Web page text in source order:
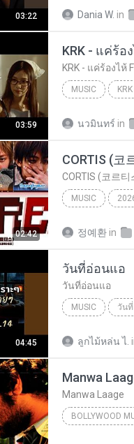
03:22 Dania W. in
03:59
KRK - แค่ร้องไห้
MUSIC
นวมินทร์ in
02:42
CORTIS (코르티
MUSIC
정예환 in
04:45
วันที่อ่อนแอ
วันที่อ่อนแอ
MUSIC วัน
ลูกไม้หล่น ไ.
Manwa
Manwa Laage
BOLLYWOOD